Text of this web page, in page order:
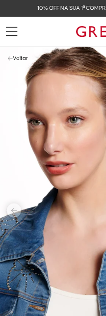
10% OFF NA SUA 1ª
Voltar